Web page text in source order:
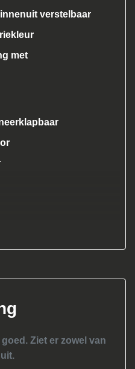
verstelbaar
met
Ziet er zowel van